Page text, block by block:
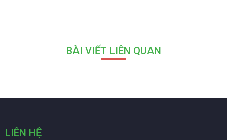
BÀI VIẾT LIÊN QUAN
LIÊN HỆ